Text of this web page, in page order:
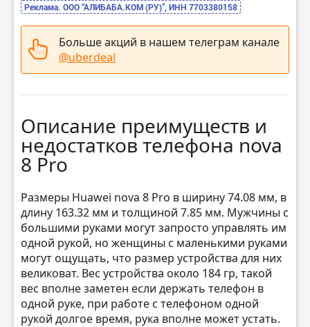
Реклама. ООО “АЛИБАБА.КОМ (РУ)”, ИНН 7703380158
Больше акций в нашем телеграм канале
@uberdeal
Описание преимуществ и
недостатков телефона nova
8 Pro
Размеры Huawei nova 8 Pro в ширину 74.08 мм, в
длину 163.32 мм и толщиной 7.85 мм. Мужчины с
большими руками могут запросто управлять им
одной рукой, но женщины с маленькими руками
могут ощущать, что размер устройства для них
великоват. Вес устройства около 184 гр, такой
вес вполне заметен если держать телефон в
одной руке, при работе с телефоном одной
рукой долгое время, рука вполне может устать.